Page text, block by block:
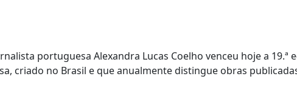
portuguesa Alexandra Lucas Coelho venceu hoje a 19.ª
criado no Brasil e que anualmente distingue obras